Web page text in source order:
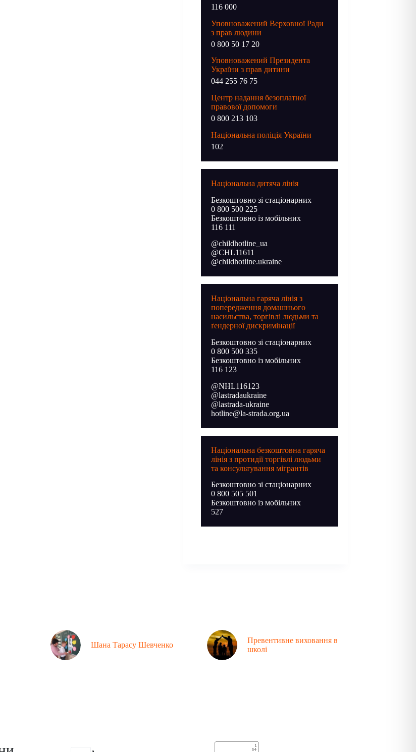
116 000
Уповноважений Верховної Ради
з прав людини
0 800 50 17 20
Уповноважений Президента
України з прав дитини
044 255 76 75
Центр надання безоплатної
правової допомоги
0 800 213 103
Національна поліція України
102
Національна дитяча лінія
Безкоштовно зі стаціонарних
0 800 500 225
Безкоштовно із мобільних
116 111
@childhotline_ua
@CHL11611
@childhotline.ukraine
Національна гаряча лінія з
попередження домашнього
насильства, торгівлі людьми та
ґендерної дискримінації
Безкоштовно зі стаціонарних
0 800 500 335
Безкоштовно із мобільних
116 123
@NHL116123
@lastradaukraine
@lastrada-ukraine
hotline@la-strada.org.ua
Національна безкоштовна гаряча
лінія з протидії торгівлі людьми
та консультування мігрантів
Безкоштовно зі стаціонарних
0 800 505 501
Безкоштовно із мобільних
527
Шана Тарасу Шевченко
Превентивне виховання в
школі